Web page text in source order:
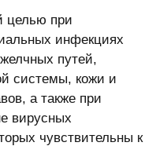
целью при
инфекциях
путей,
системы, кожи и
а также при
вирусных
чувствительны к